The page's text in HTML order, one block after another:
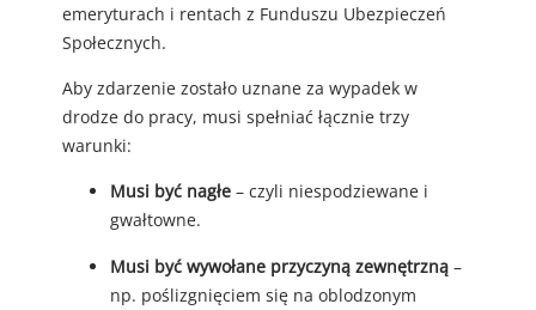
emeryturach i rentach z Funduszu Ubezpieczeń
Społecznych.
Aby zdarzenie zostało uznane za wypadek w
drodze do pracy, musi spełniać łącznie trzy
warunki:
Musi być nagłe – czyli niespodziewane i
gwałtowne.
Musi być wywołane przyczyną zewnętrzną –
np. poślizgnięciem się na oblodzonym